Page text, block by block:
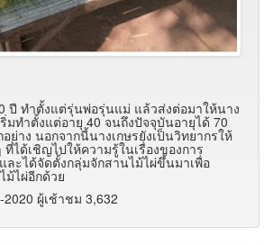
ปี ทำตั้งแต่รุ่นพ่อรุ่นแม่ แล้วส่งต่อมาให้นาง
ริ่มทำตั้งแต่อายุ 40 จนถึงปัจจุบันอายุได้ 70
ย่าง นอกจากนี้นางเกษรยังเป็นวิทยากรให้
ที่ได้เชิญไปให้ความรู้ในเรื่องของการ
ละได้จัดตั้งกลุ่มจักสานไม้ไผ่ขึ้นมาเพื่อ
ม้ไผ่อีกด้วย
2020 ผู้เช้าชม 3,632